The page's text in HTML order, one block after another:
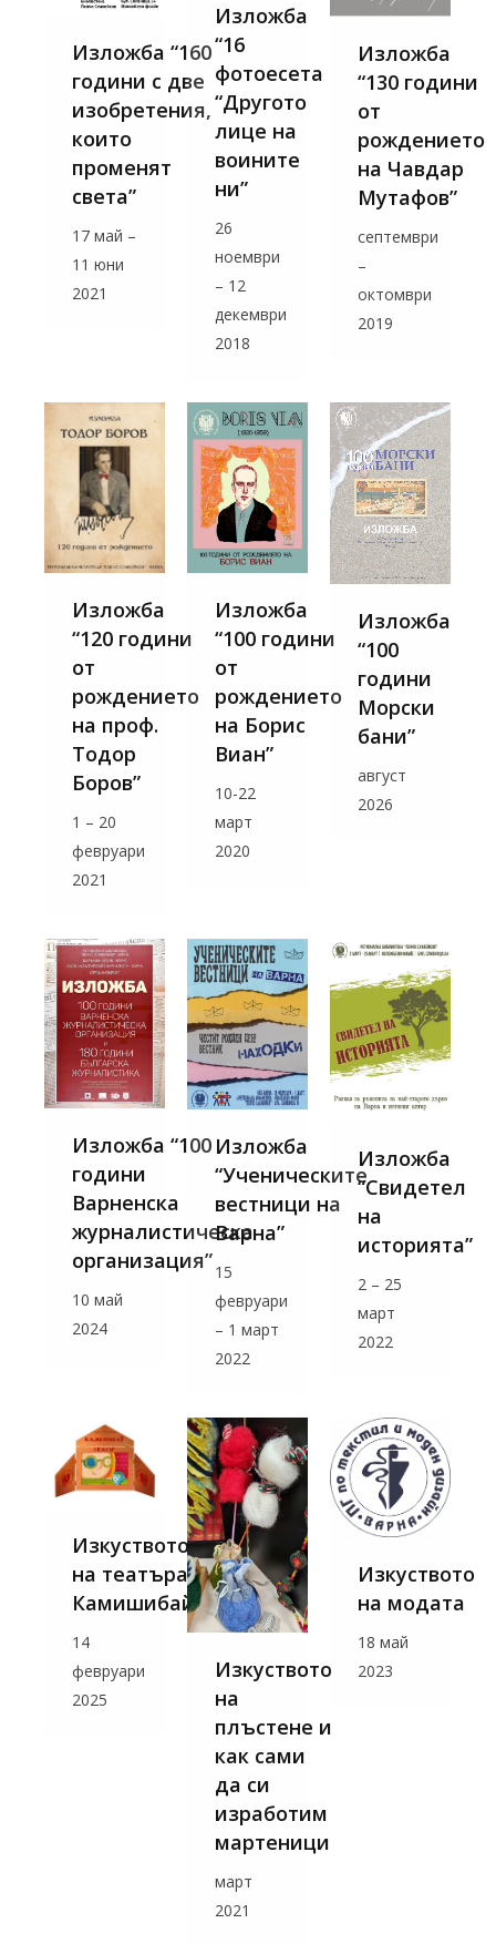
Изложба “160
години с две
изобретения,
които
променят
света”
17 май –
11 юни
2021
Изложба
“16
фотоесета
“Другото
лице на
воините
ни”
26
ноември
– 12
декември
2018
Изложба
“130 години
от
рождението
на Чавдар
Мутафов”
септември
–
октомври
2019
Изложба
“120 години
от
рождението
на проф.
Тодор
Боров”
1 – 20
февруари
2021
Изложба
“100 години
от
рождението
на Борис
Виан”
10-22
март
2020
Изложба
“100
години
Морски
бани”
август
2026
Изложба “100
години
Варненска
журналистическа
организация”
10 май
2024
Изложба
“Ученическите
вестници на
Варна”
15
февруари
– 1 март
2022
Изложба
“Свидетел
на
историята”
2 – 25
март
2022
Изкуството
на театъра
Камишибай
14
февруари
2025
Изкуството
на
плъстене и
как сами
да си
изработим
мартеници
март
2021
Изкуството
на модата
18 май
2023